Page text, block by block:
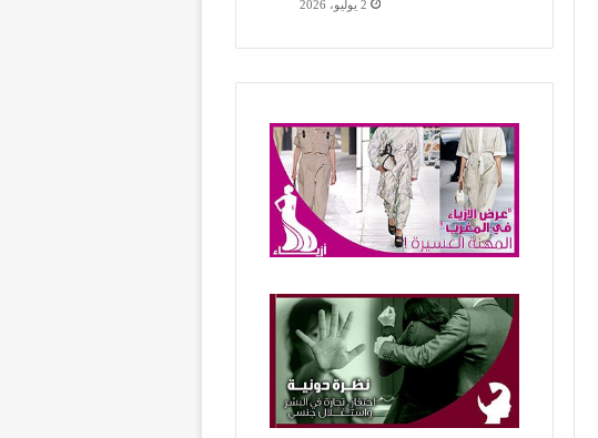
2 يوليو، 2026